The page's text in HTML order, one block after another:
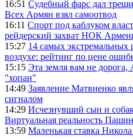
16:51 Судебный фарс дал
Всех Армян взял самоотвод
16:11 Спорт под каблуком
рейдерский захват НОК
15:27 14 самых экстремальных
воздухе: рейтинг по цене
15:15 Эта земля вам не
"хопан"
14:49 Заявление Матвиенко
сигналом
14:29 Исчезнувший сын и
Виртуальная реальность
13:59 Маленькая ставка